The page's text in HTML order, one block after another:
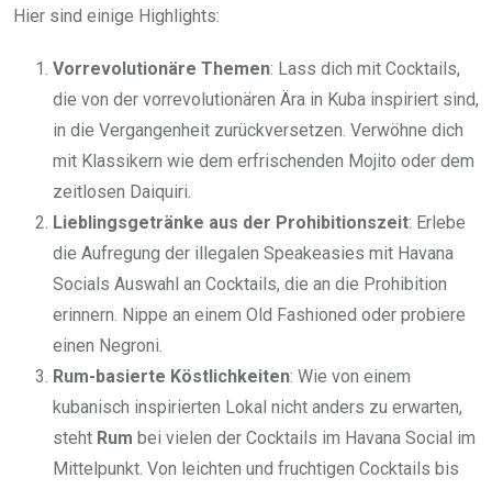
Hier sind einige Highlights:
Vorrevolutionäre Themen: Lass dich mit Cocktails,
die von der vorrevolutionären Ära in Kuba inspiriert sind,
in die Vergangenheit zurückversetzen. Verwöhne dich
mit Klassikern wie dem erfrischenden Mojito oder dem
zeitlosen Daiquiri.
Lieblingsgetränke aus der Prohibitionszeit: Erlebe
die Aufregung der illegalen Speakeasies mit Havana
Socials Auswahl an Cocktails, die an die Prohibition
erinnern. Nippe an einem Old Fashioned oder probiere
einen Negroni.
Rum-basierte Köstlichkeiten: Wie von einem
kubanisch inspirierten Lokal nicht anders zu erwarten,
steht Rum bei vielen der Cocktails im Havana Social im
Mittelpunkt. Von leichten und fruchtigen Cocktails bis